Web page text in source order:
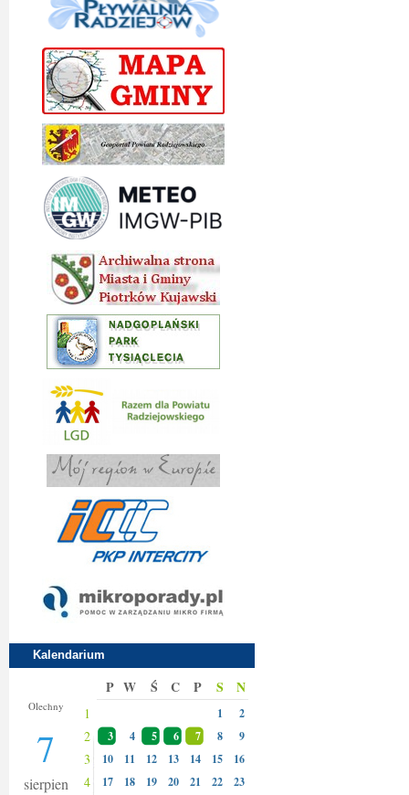
Kalendarium
Olechny
7
sierpien
P W Ś C P S N
1 1 2
2 3 4 5 6 7 8 9
3 10 11 12 13 14 15 16
4 17 18 19 20 21 22 23